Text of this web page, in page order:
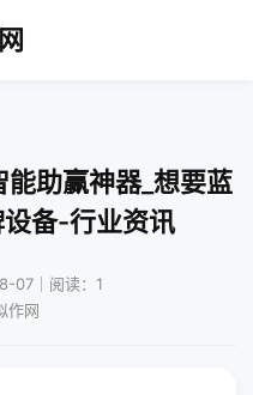
助赢神器_想要蓝
备-行业资讯
07｜阅读：1
作网